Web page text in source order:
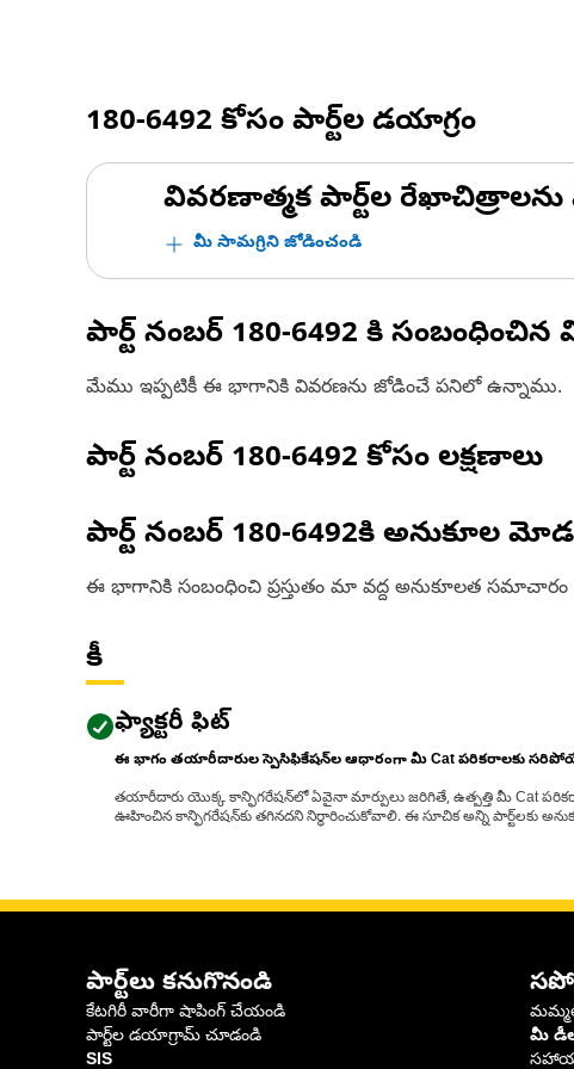
180-6492 కోసం పార్ట్‌ల డయాగ్రం
వివరణాత్మక పార్ట్‌ల రేఖాచిత్రాలను
మీ సామగ్రిని జోడించండి
పార్ట్ నంబర్ 180-6492 కి సంబంధించిన
మేము ఇప్పటికీ ఈ భాగానికి వివరణను జోడించే పనిలో ఉన్నాము.
పార్ట్ నంబర్ 180-6492 కోసం లక్షణాలు
పార్ట్ నంబర్ 180-6492కి అనుకూల
ఈ భాగానికి సంబంధించి ప్రస్తుతం మా వద్ద అనుకూలత సమాచారం
కీ
ఫ్యాక్టరీ ఫిట్
ఈ భాగం తయారీదారుల స్పెసిఫికేషన్‌ల ఆధారంగా మీ Cat పరికరాలకు
తయారీదారు యొక్క కాన్ఫిగరేషన్‌లో ఏవైనా మార్పులు జరిగితే, ఉత్పత్తి మీ Cat
ఊహించిన కాన్ఫిగరేషన్‌కు తగినదని నిర్ధారించుకోవాలి. ఈ సూచిక అన్ని పార్ట్‌లకు
పార్ట్‌లు కనుగొనండి
కేటగిరీ వారీగా షాపింగ్ చేయండి
పార్ట్‌ల డయాగ్రామ్ చూడండి
SIS
మీ
సహాయ